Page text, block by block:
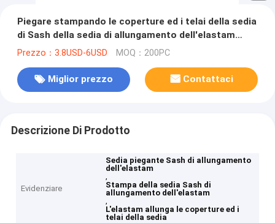
Piegare stampando le coperture ed i telai della sedia
di Sash della sedia di allungamento dell'elastam
all'ingrosso
Prezzo：3.8USD-6USD MOQ：200PC
Miglior prezzo Contattaci
Descrizione Di Prodotto
Evidenziare
Sedia piegante Sash di allungamento
dell'elastam
,
Stampa della sedia Sash di
allungamento dell'elastam
,
L'elastam allunga le coperture ed i
telai della sedia